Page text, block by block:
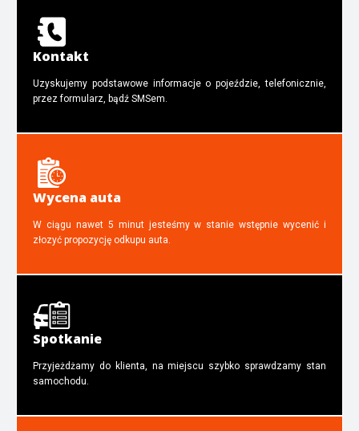
Kontakt
Uzyskujemy podstawowe informacje o pojeździe, telefonicznie,
przez formularz, bądź SMSem.
Wycena auta
W ciągu nawet 5 minut jesteśmy w stanie wstępnie wycenić i
złozyć propozycję odkupu auta.
Spotkanie
Przyjeżdżamy do klienta, na miejscu szybko sprawdzamy stan
samochodu.